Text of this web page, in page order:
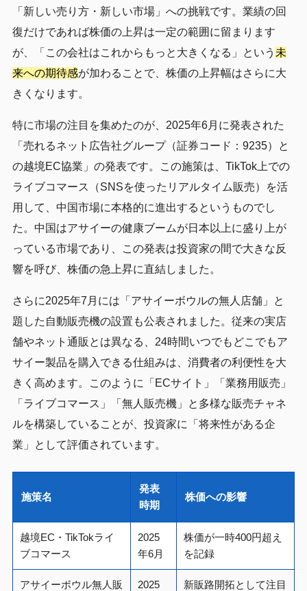
「新しい売り方・新しい市場」への挑戦です。業績の回
復だけであれば株価の上昇は一定の範囲に留まります
が、「この会社はこれからもっと大きくなる」という 未
来への期待感が加わることで、株価の上昇幅はさらに大
きくなります。
特に市場の注目を集めたのが、2025年6月に発表された
「売れるネット広告社グループ（証券コード：9235）と
の越境EC協業」の発表です。この施策は、TikTok上での
ライブコマース（SNSを使ったリアルタイム販売）を活
用して、中国市場に本格的に進出するというものでし
た。中国はアサイーの健康ブームが日本以上に盛り上が
っている市場であり、この発表は投資家の間で大きな反
響を呼び、株価の急上昇に直結しました。
さらに2025年7月には「アサイーボウルの無人店舗」と
題した自動販売機の設置も公表されました。従来の実店
舗やネット通販とは異なる、24時間いつでもどこでもア
サイー製品を購入できる仕組みは、消費者の利便性を大
きく高めます。このように「ECサイト」「業務用販売」
「ライブコマース」「無人販売機」と多様な販売チャネ
ルを構築していることが、投資家に「将来性がある企
業」として評価されています。
施策名
発表
時期
株価への影響
越境EC・TikTokライ
ブコマース
2025
年6月
株価が一時400円超え
を記録
アサイーボウル無人販 2025 新販路開拓として注目